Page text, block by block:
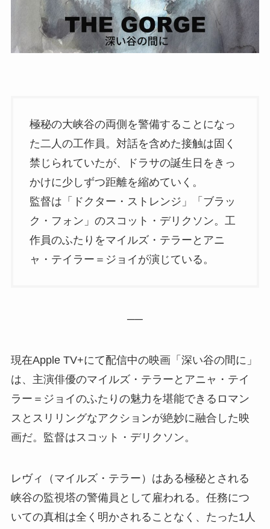
極秘の大峡谷の両側を警備することになっ
た二人の工作員。対話を含めた接触は固く
禁じられていたが、ドラサの誕生日をきっ
かけに少しずつ距離を縮めていく。
監督は「ドクター・ストレンジ」「ブラッ
ク・フォン」のスコット・デリクソン。工
作員のふたりをマイルズ・テラーとアニ
ャ・テイラー＝ジョイが演じている。
──
現在Apple TV+にて配信中の映画「深い谷の間に」
は、主演俳優のマイルズ・テラーとアニャ・テイ
ラー＝ジョイのふたりの魅力を堪能できるロマン
スとスリリングなアクションが絶妙に融合した映
画だ。監督はスコット・デリクソン。
レヴィ（マイルズ・テラー）はある極秘とされる
峡谷の監視塔の警備員として雇われる。任務につ
いての真相は全く明かされることなく、たった1人